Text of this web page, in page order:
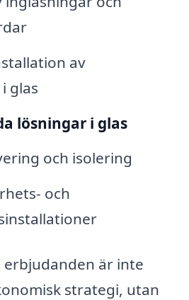
av
glas
lösningar i glas
och isolering
och
är inte
strategi, utan